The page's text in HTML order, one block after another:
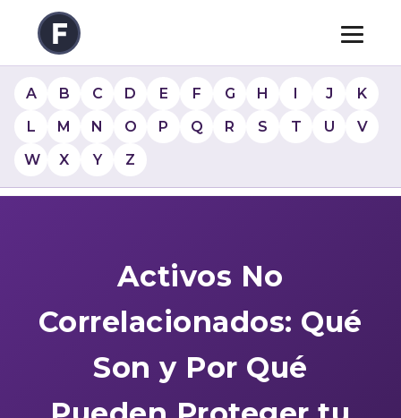
A B C D E F G H I J
K
L
M N O P Q R S T U
V
W
X Y Z
Activos No
Correlacionados: Qué
Son y Por Qué